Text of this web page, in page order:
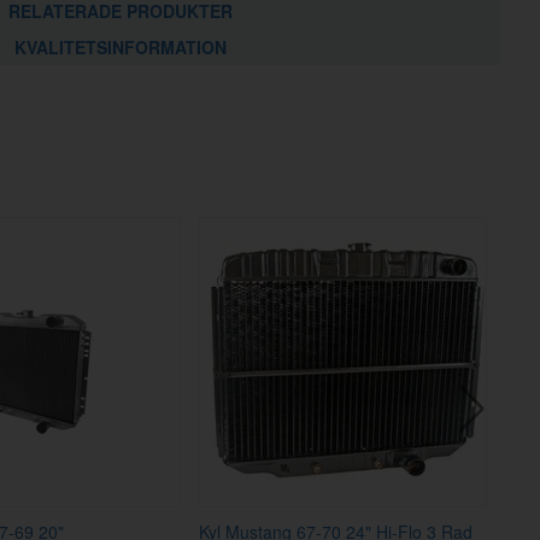
RELATERADE PRODUKTER
KVALITETSINFORMATION
69 20" Kyl Mustang 67-70 24" Hi-Flo 3 Rad